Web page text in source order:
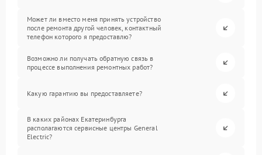
Может ли вместо меня принять устройство
после ремонта другой человек, контактный
телефон которого я предоставлю?
Возможно ли получать обратную связь в
процессе выполнения ремонтных работ?
Какую гарантию вы предоставляете?
В каких районах Екатеринбурга
располагаются сервисные центры General
Electric?